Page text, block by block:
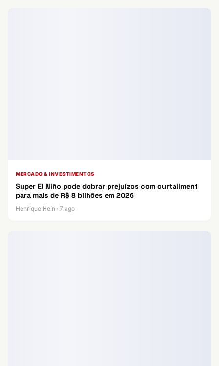
MERCADO & INVESTIMENTOS
Super El Niño pode dobrar prejuízos com curtailment
para mais de R$ 8 bilhões em 2026
Henrique Hein · 7 ago